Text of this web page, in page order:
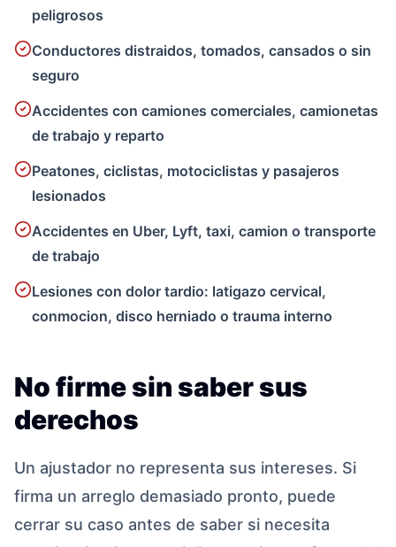
peligrosos
Conductores distraidos, tomados, cansados o sin
seguro
Accidentes con camiones comerciales, camionetas
de trabajo y reparto
Peatones, ciclistas, motociclistas y pasajeros
lesionados
Accidentes en Uber, Lyft, taxi, camion o transporte
de trabajo
Lesiones con dolor tardio: latigazo cervical,
conmocion, disco herniado o trauma interno
No firme sin saber sus
derechos
Un ajustador no representa sus intereses. Si
firma un arreglo demasiado pronto, puede
cerrar su caso antes de saber si necesita